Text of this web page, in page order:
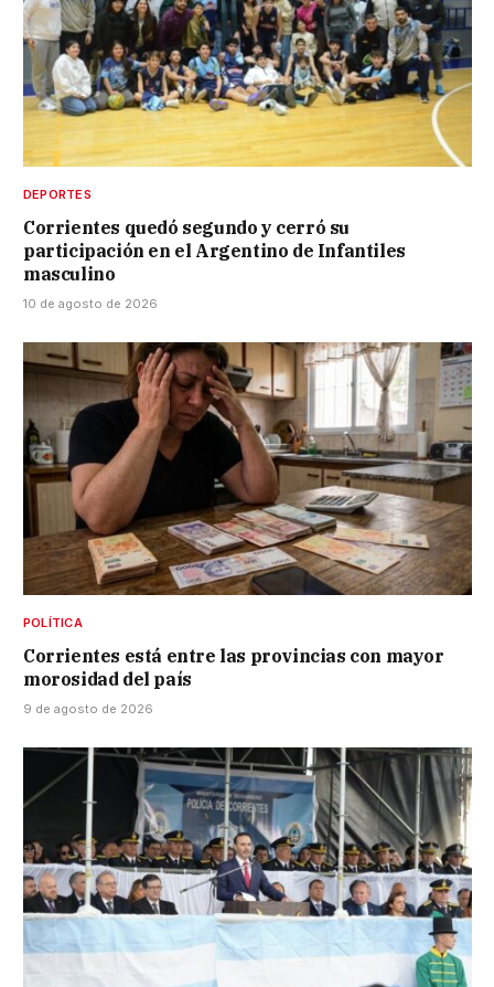
DEPORTES
Corrientes quedó segundo y cerró su
participación en el Argentino de Infantiles
masculino
10 de agosto de 2026
POLÍTICA
Corrientes está entre las provincias con mayor
morosidad del país
9 de agosto de 2026